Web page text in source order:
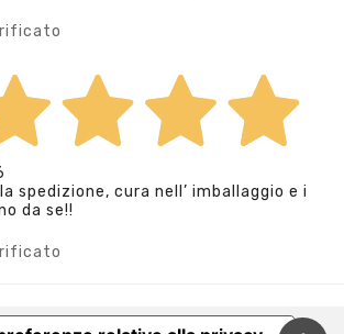
spedizione, cura nell’ imballaggio e i
da se!!